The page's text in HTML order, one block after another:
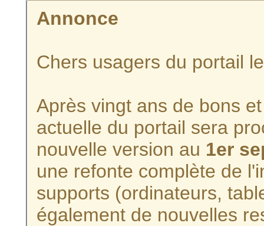
Annonce
Chers usagers du portail
Après vingt ans de bons
actuelle du portail sera
nouvelle version au 1er
une refonte complète de
supports (ordinateurs,
également de nouvelles